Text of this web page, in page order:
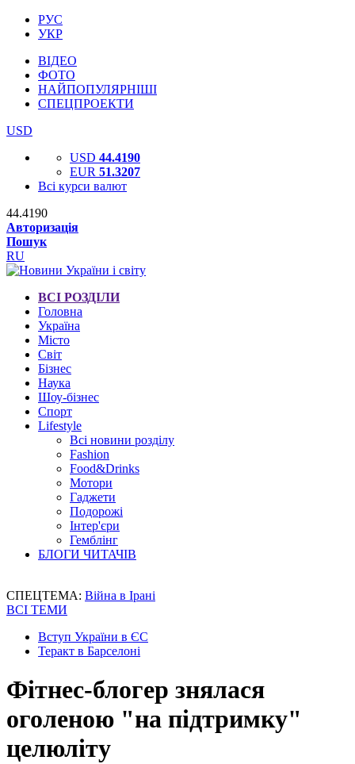
РУС
УКР
ВІДЕО
ФОТО
НАЙПОПУЛЯРНІШІ
СПЕЦПРОЕКТИ
USD
USD 44.4190
EUR 51.3207
Всі курси валют
44.4190
Авторизація
Пошук
RU
ВСІ РОЗДІЛИ
Головна
Україна
Місто
Світ
Бізнес
Наука
Шоу-бізнес
Спорт
Lifestyle
Всі новини розділу
Fashion
Food&Drinks
Мотори
Гаджети
Подорожі
Інтер'єри
Гемблінг
БЛОГИ ЧИТАЧІВ
СПЕЦТЕМА: Війна в Ірані
ВСІ ТЕМИ
Вступ України в ЄС
Теракт в Барселоні
Фітнес-блогер знялася
оголеною "на підтримку"
целюліту